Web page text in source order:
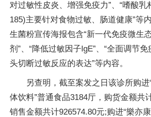
对过敏性皮炎、增强免疫力”、“嗜酸乳
185)主要针对食物过敏、肠道健康”等
生菌粉宣传海报包含“新一代免疫微生
剂”、“降低过敏因子lgE”、“全面调节免
头切断过敏反应的表达”等内容。
另查明，截至案发之日该诊所购进
体饮料”普通食品3184厅，购货金额共
销售金额共计926574.80元;购进“樂亦